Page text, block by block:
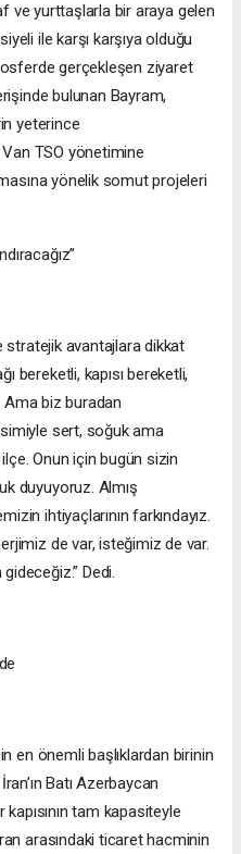
ve yurttaşlarla bir araya gelen
ile karşı karşıya olduğu
gerçekleşen ziyaret
bulunan Bayram,
yeterince
TSO yönetimine
yönelik somut projeleri
stratejik avantajlara dikkat
bereketli, kapısı bereketli,
Ama biz buradan
sert, soğuk ama
Onun için bugün sizin
duyuyoruz. Almış
ihtiyaçlarının farkındayız.
de var, isteğimiz de var.
Dedi.
en önemli başlıklardan birinin
Batı Azerbaycan
kapısının tam kapasiteyle
arasındaki ticaret hacminin